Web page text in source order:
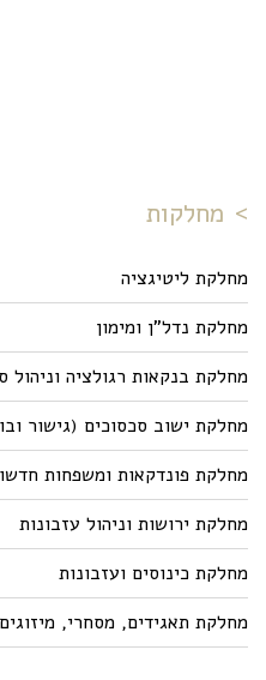
מחלקות
מחלקת ליטיגציה
מחלקת נדל"ן ומימון
מחלקת בנקאות רגולציה וניהול
מחלקת ישוב סכסוכים (גישור
מחלקת פונדקאות ומשפחות
מחלקת ירושות וניהול עזבונות
מחלקת כינוסים ועזבונות
מחלקת תאגידים, מסחרי,